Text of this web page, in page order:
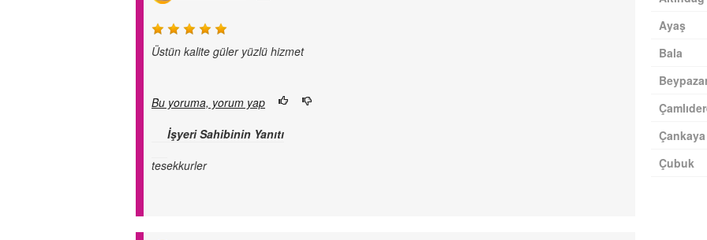
Üstün kalite güler yüzlü hizmet
Bu yoruma, yorum yap
İşyeri Sahibinin Yanıtı
tesekkurler
Ayaş
Bala
Çankaya
Çubuk